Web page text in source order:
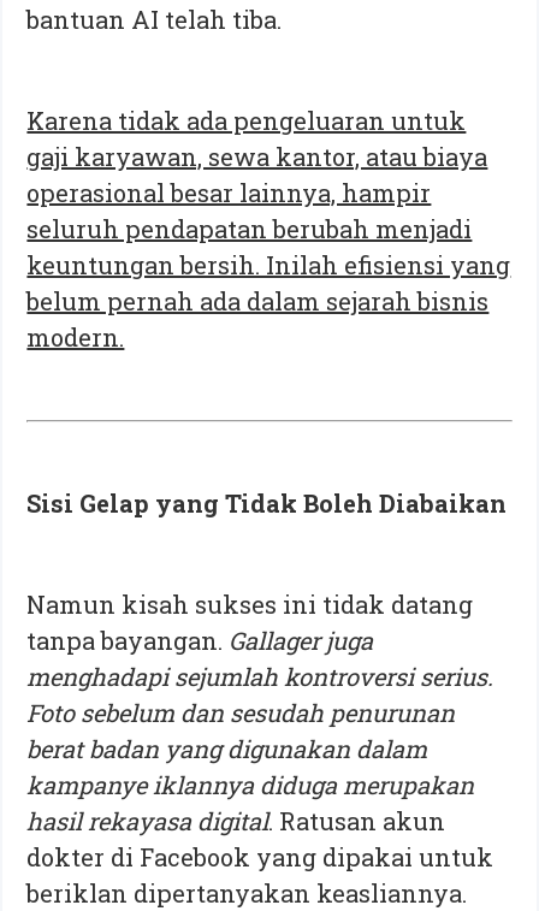
bantuan AI telah tiba.
Karena tidak ada pengeluaran untuk
gaji karyawan, sewa kantor, atau biaya
operasional besar lainnya, hampir
seluruh pendapatan berubah menjadi
keuntungan bersih. Inilah efisiensi yang
belum pernah ada dalam sejarah bisnis
modern.
Sisi Gelap yang Tidak Boleh Diabaikan
Namun kisah sukses ini tidak datang
tanpa bayangan. Gallager juga
menghadapi sejumlah kontroversi serius.
Foto sebelum dan sesudah penurunan
berat badan yang digunakan dalam
kampanye iklannya diduga merupakan
hasil rekayasa digital. Ratusan akun
dokter di Facebook yang dipakai untuk
beriklan dipertanyakan keasliannya.